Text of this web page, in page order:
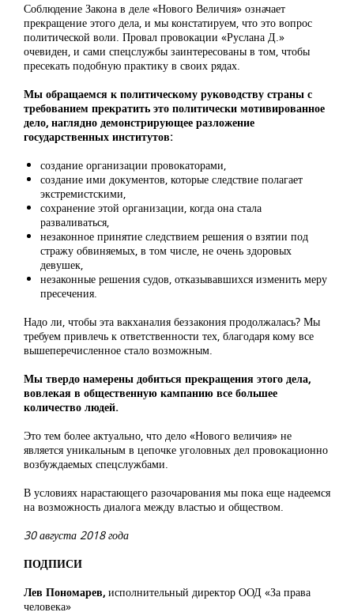
Соблюдение Закона в деле «Нового Величия» означает
прекращение этого дела, и мы констатируем, что это вопрос
политической воли. Провал провокации «Руслана Д.»
очевиден, и сами спецслужбы заинтересованы в том, чтобы
пресекать подобную практику в своих рядах.
Мы обращаемся к политическому руководству страны с
требованием прекратить это политически мотивированное
дело, наглядно демонстрирующее разложение
государственных институтов:
создание организации провокаторами,
создание ими документов, которые следствие полагает
экстремистскими,
сохранение этой организации, когда она стала
разваливаться,
незаконное принятие следствием решения о взятии под
стражу обвиняемых, в том числе, не очень здоровых
девушек,
незаконные решения судов, отказывавшихся изменить меру
пресечения.
Надо ли, чтобы эта вакханалия беззакония продолжалась? Мы
требуем привлечь к ответственности тех, благодаря кому все
вышеперечисленное стало возможным.
Мы твердо намерены добиться прекращения этого дела,
вовлекая в общественную кампанию все большее
количество людей.
Это тем более актуально, что дело «Нового величия» не
является уникальным в цепочке уголовных дел провокационно
возбуждаемых спецслужбами.
В условиях нарастающего разочарования мы пока еще надеемся
на возможность диалога между властью и обществом.
30 августа 2018 года
ПОДПИСИ
Лев Пономарев, исполнительный директор ООД «За права
человека»